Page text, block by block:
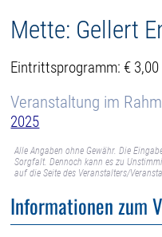
Mette: Gellert
Eintrittsprogramm: €
Veranstaltung im
2025
Alle Angaben ohne Gewähr. Die
Sorgfalt. Dennoch kann es zu
auf die Seite des Veranstalters/
Informationen zum